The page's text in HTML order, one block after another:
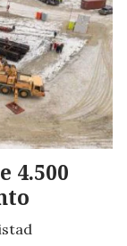
4.500